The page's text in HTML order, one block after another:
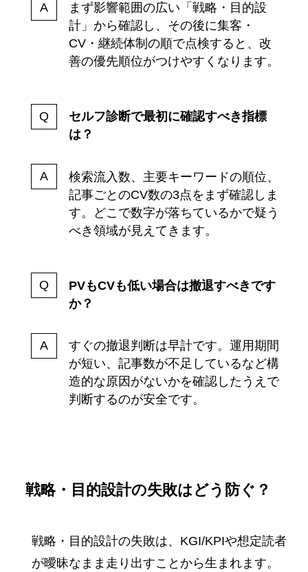
まず影響範囲の広い「戦略・目的設
計」から確認し、その後に集客・
CV・継続体制の順で点検すると、改
善の優先順位がつけやすくなります。
セルフ診断で最初に確認すべき指標
は？
検索流入数、主要キーワードの順位、
記事ごとのCV数の3点をまず確認しま
す。どこで数字が落ちているかで疑う
べき領域が見えてきます。
PVもCVも低い場合は撤退すべきです
か？
すぐの撤退判断は早計です。運用期間
が短い、記事数が不足しているなど構
造的な原因がないかを確認したうえで
判断するのが安全です。
戦略・目的設計の失敗はどう防ぐ？
戦略・目的設計の失敗は、KGI/KPIや想定読者
が曖昧なまま走り出すことから生まれます。